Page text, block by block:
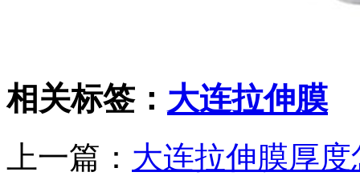
相关标签： 大连拉伸膜
上一篇： 大连拉伸膜厚